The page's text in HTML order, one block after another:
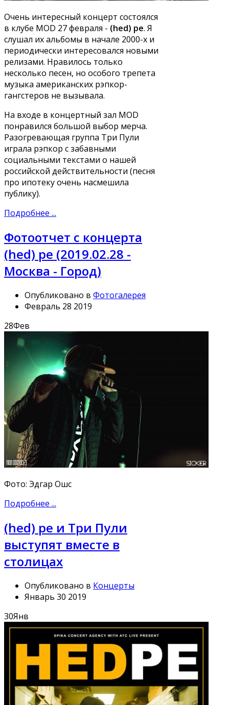
Очень интересный концерт состоялся
в клубе MOD 27 февраля - (hed) pe. Я
слушал их альбомы в начале 2000-х и
периодически интересовался новыми
релизами. Нравилось только
несколько песен, но особого трепета
музыка американских рэпкор-
гангстеров не вызывала.
На входе в концертный зал MOD
понравился большой выбор мерча.
Разогревающая группа Три Пули
играла рэпкор с забавными
социальными текстами о нашей
российской действительности (песня
про ипотеку очень насмешила
публику).
Подробнее ...
Фотоотчет с концерта
(hed) pe (2019.02.28 -
Москва - Город)
Опубликовано в Фотогалерея
Февраль 28 2019
28Фев
Фото: Эдгар Ошс
Подробнее ...
(hed) pe и Три Пули
выступят вместе в
столицах
Опубликовано в Концерты
Январь 30 2019
30Янв